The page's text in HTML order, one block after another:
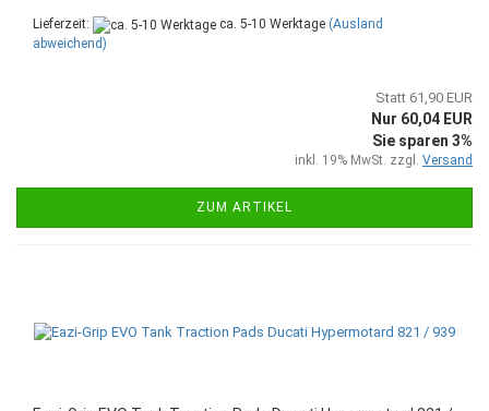
Lieferzeit: ca. 5-10 Werktage (Ausland
abweichend)
Statt 61,90 EUR
Nur 60,04 EUR
Sie sparen 3%
inkl. 19% MwSt. zzgl. Versand
ZUM ARTIKEL